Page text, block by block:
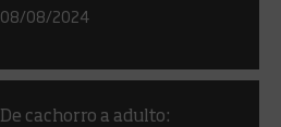
08/08/2024
De cachorro a adulto: